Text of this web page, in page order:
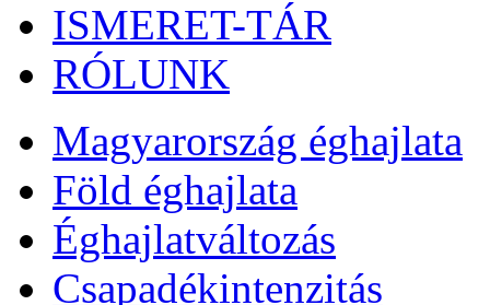
ISMERET-TÁR
RÓLUNK
Magyarország éghajlata
Föld éghajlata
Éghajlatváltozás
Csapadékintenzitás